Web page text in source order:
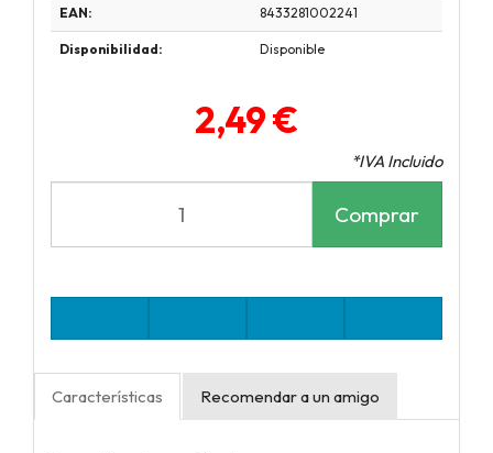
EAN: 8433281002241
Disponibilidad: Disponible
2,49 €
*IVA Incluido
Comprar
Características Recomendar a un amigo